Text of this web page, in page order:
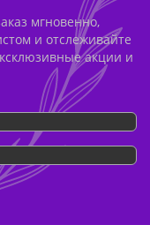
мгновенно,
и отслеживайте
акции и